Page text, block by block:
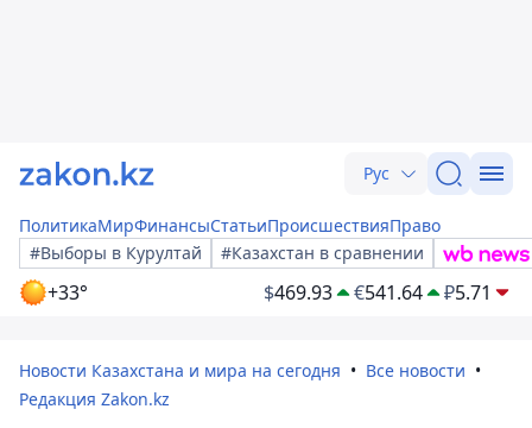
Рус
ПолитикаМирФинансыСтатьиПроисшествияПраво
#Выборы в Курултай
#Казахстан в сравнении
+33° $469.93 €541.64 ₽5.71
Новости Казахстана и мира на сегодня
Все новости
Редакция Zakon.kz